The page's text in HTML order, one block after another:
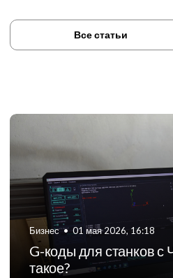
Все статьи
Бизнес • 06 августа 2024, 11:21
ТОП-5 российских
фрезерных станков с